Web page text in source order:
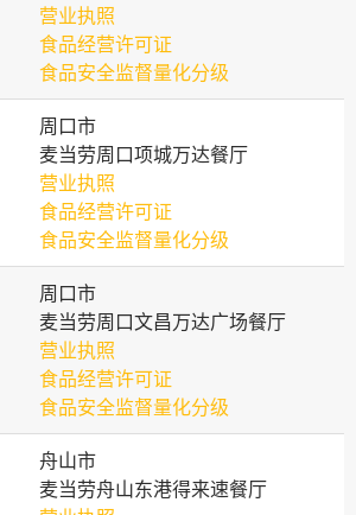
营业执照
食品经营许可证
食品安全监督量化分级
周口市
麦当劳周口项城万达餐厅
营业执照
食品经营许可证
食品安全监督量化分级
周口市
麦当劳周口文昌万达广场餐厅
营业执照
食品经营许可证
食品安全监督量化分级
舟山市
麦当劳舟山东港得来速餐厅